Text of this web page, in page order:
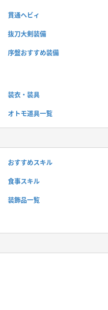
貫通ヘビィ
抜刀大剣装備
序盤おすすめ装備
装衣・装具
オトモ道具一覧
おすすめスキル
食事スキル
装飾品一覧